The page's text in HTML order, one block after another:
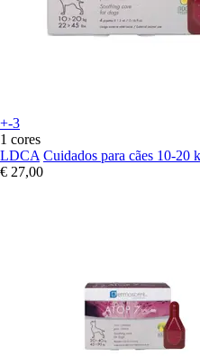
+-3
1 cores
LDCA Cuidados para cães 10-
€ 27,00